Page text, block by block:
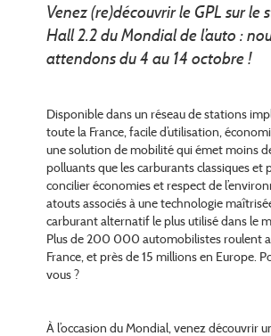
Venez (re)découvrir le GPL sur le
Hall 2.2 du Mondial de l’auto :
attendons du 4 au 14 octobre !
Disponible dans un réseau de stations
toute la France, facile d’utilisation,
une solution de mobilité qui émet moins
polluants que les carburants classiques et
concilier économies et respect de
atouts associés à une technologie
carburant alternatif le plus utilisé dans le
Plus de 200 000 automobilistes roulent
France, et près de 15 millions en Europe.
vous ?
À l’occasion du Mondial, venez découvrir